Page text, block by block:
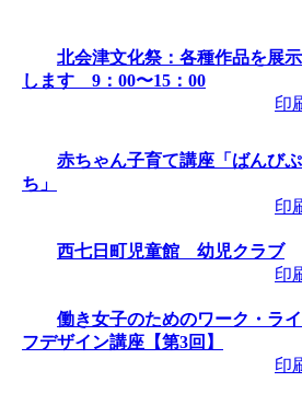
交流広場「
ん子育て講
2026/08/10～
ゃん子育て講
2026/08/10～
北会津文化祭：各種作品を展示
します 9：00〜15：00
印
赤ちゃん子育て講座「ばんびぷ
ち」
印
西七日町児童館 幼児クラブ
印
働き女子のためのワーク・ライ
フデザイン講座【第3回】
印